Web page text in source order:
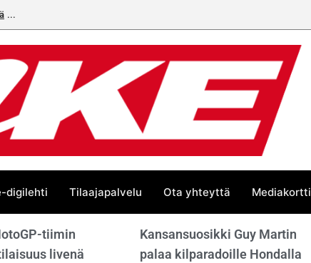
digilehti Tilaajapalvelu Ota yhteyttä Mediakortti
tiimin
livenä
Kansansuosikki Guy Martin
palaa kilparadoille Hondalla